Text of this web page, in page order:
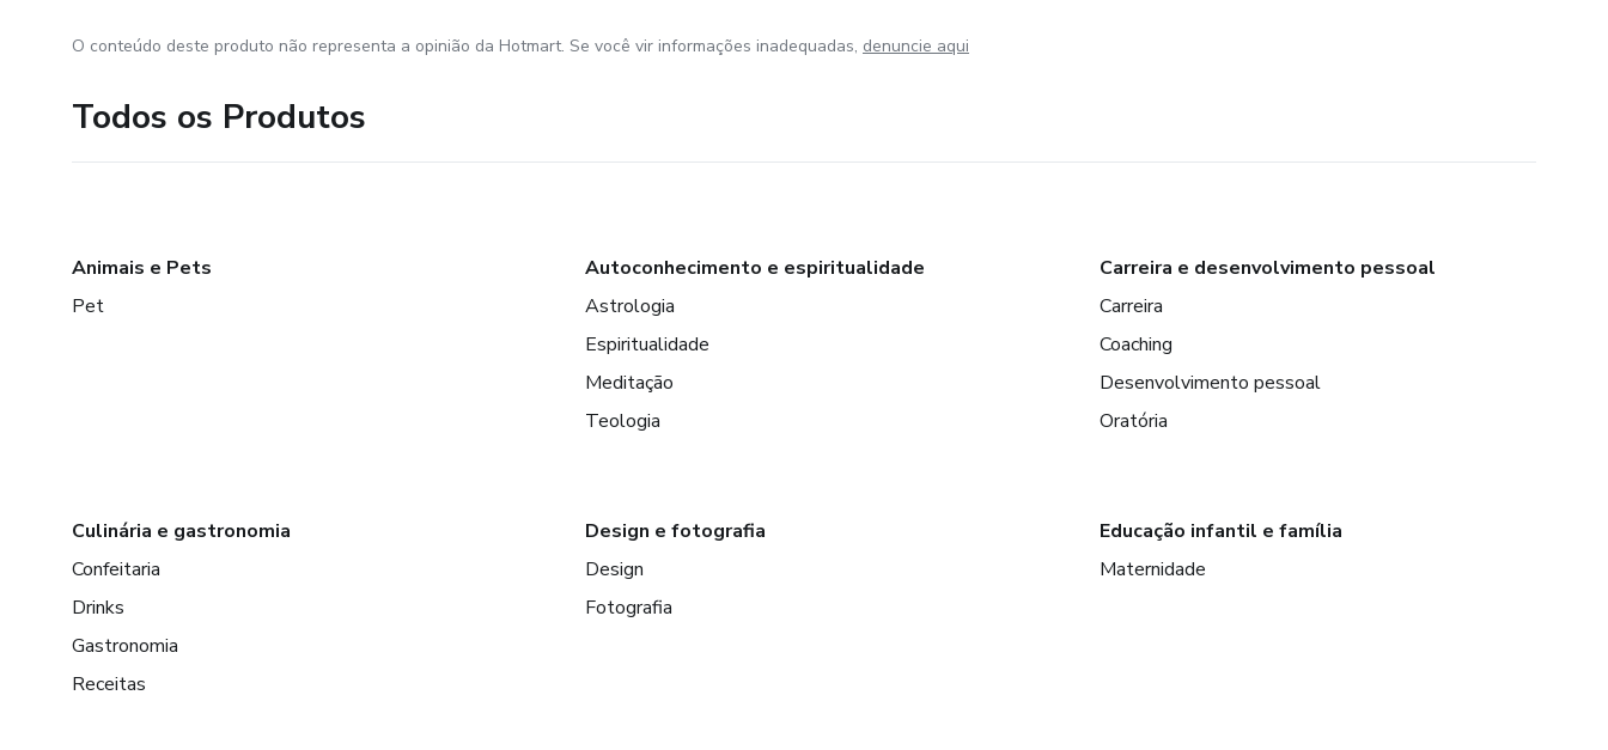
O conteúdo deste produto não representa a opinião da Hotmart. Se você vir informações inadequadas, denuncie aqui
Todos os Produtos
Animais e Pets
Pet
Autoconhecimento e espiritualidade
Astrologia
Espiritualidade
Meditação
Teologia
Carreira e desenvolvimento pessoal
Carreira
Coaching
Desenvolvimento pessoal
Oratória
Culinária e gastronomia
Confeitaria
Drinks
Gastronomia
Receitas
Design e fotografia
Design
Fotografia
Educação infantil e família
Maternidade